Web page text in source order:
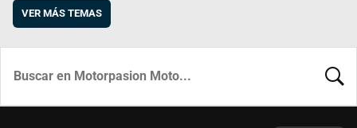
VER MÁS TEMAS